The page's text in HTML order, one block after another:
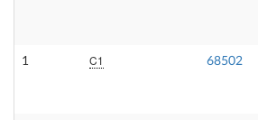
1 C1 68502